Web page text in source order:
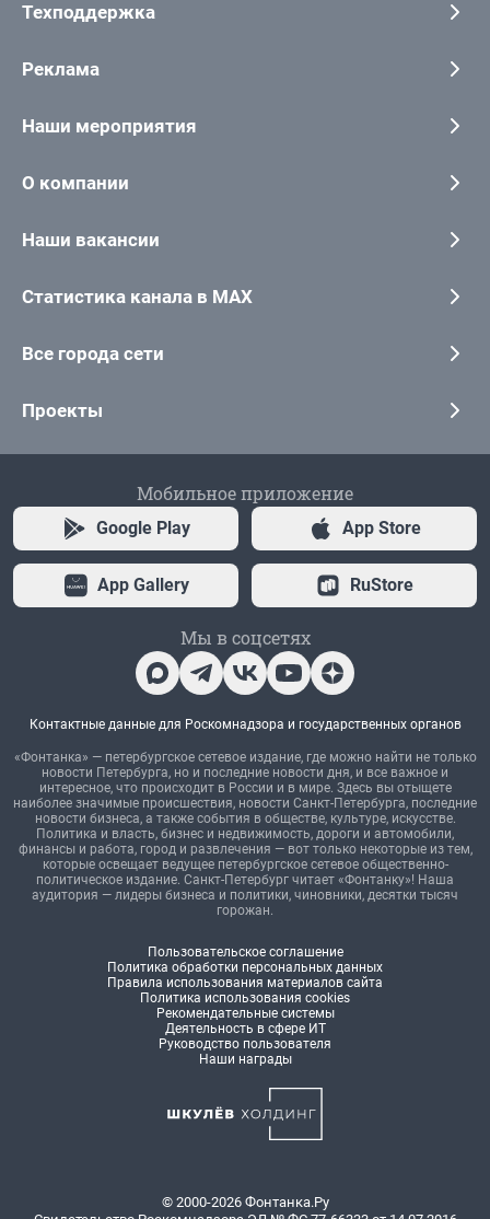
Техподдержка
Реклама
Наши мероприятия
О компании
Наши вакансии
Статистика канала в MAX
Все города сети
Проекты
Мобильное приложение
Google Play App Store
App Gallery RuStore
Мы в соцсетях
Контактные данные для Роскомнадзора и государственных органов
«Фонтанка» — петербургское сетевое издание, где можно найти не только
новости Петербурга, но и последние новости дня, и все важное и
интересное, что происходит в России и в мире. Здесь вы отыщете
наиболее значимые происшествия, новости Санкт-Петербурга, последние
новости бизнеса, а также события в обществе, культуре, искусстве.
Политика и власть, бизнес и недвижимость, дороги и автомобили,
финансы и работа, город и развлечения — вот только некоторые из тем,
которые освещает ведущее петербургское сетевое общественно-
политическое издание. Санкт-Петербург читает «Фонтанку»! Наша
аудитория — лидеры бизнеса и политики, чиновники, десятки тысяч
горожан.
Пользовательское соглашение
Политика обработки персональных данных
Правила использования материалов сайта
Политика использования cookies
Рекомендательные системы
Деятельность в сфере ИТ
Руководство пользователя
Наши награды
© 2000-2026 Фонтанка.Ру